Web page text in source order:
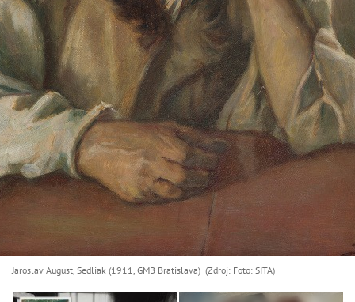
Jaroslav August, Sedliak (1911, GMB Bratislava) (Zdroj: Foto: SITA)